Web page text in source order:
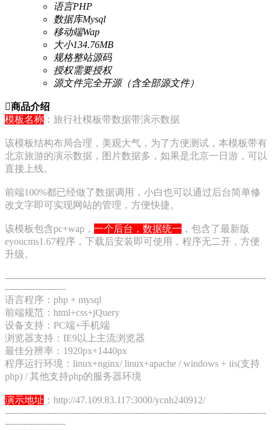
语言PHP
数据库Mysql
移动端Wap
大小134.76MB
规格整站源码
授权需要授权
源文件完全开源（含全部源文件）
商品介绍
模板名称 ：旅行社模板带数据带演示数据
该模板结构布局合理，美观大气，为了方便测试，本模板带有
北京旅游的演示数据，图片数据多，如果是北京一日游，可以
直接上线。
前端100%都已经做了数据调用，小白也可以通过后台简单修
改文字即可实现网站的管理，方便快捷。
该模板包含pc+wap， 一个后台，数据统一 ，包含了最新版
eyoucms1.67程序，下载后安装即可使用，程序无二开，方便
升级。
--------------------------------------------------------------------------------------
--------------------
语言程序：php + mysql
前端规范：html+css+jQuery
设备支持：PC端+手机端
浏览器支持：IE9以上主流浏览器
最佳分辨率：1920px+1440px
程序运行环境：linux+nginx/ linux+apache / windows + iis(支持
php) / 其他支持php的服务器环境
演示地址 ：http://47.109.83.117:3000/ycnh240912/
--------------------------------------------------------------------------------------
--------------------